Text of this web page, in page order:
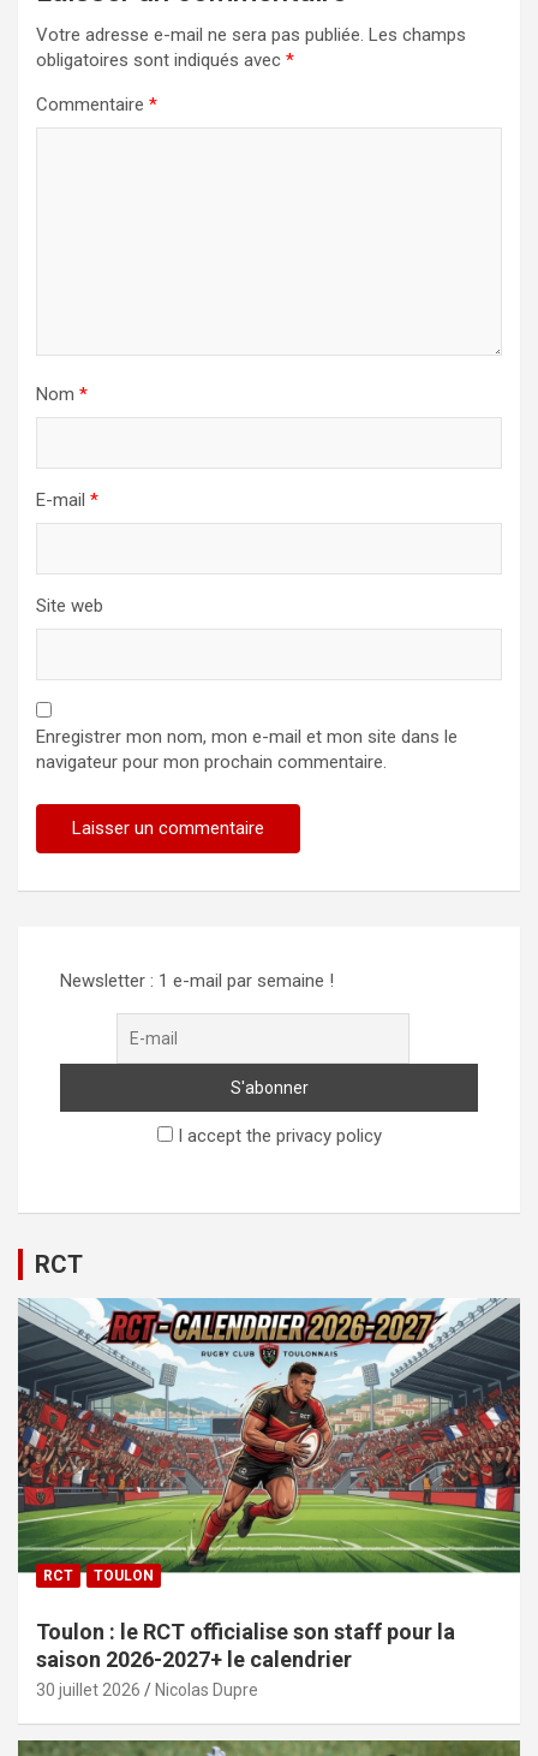
Votre adresse e-mail ne sera pas publiée. Les champs
obligatoires sont indiqués avec *
Commentaire *
Nom *
E-mail *
Site web
Enregistrer mon nom, mon e-mail et mon site dans le
navigateur pour mon prochain commentaire.
Newsletter : 1 e-mail par semaine !
I accept the privacy policy
RCT
RCT TOULON
Toulon : le RCT officialise son staff pour la
saison 2026-2027+ le calendrier
30 juillet 2026 Nicolas Dupre